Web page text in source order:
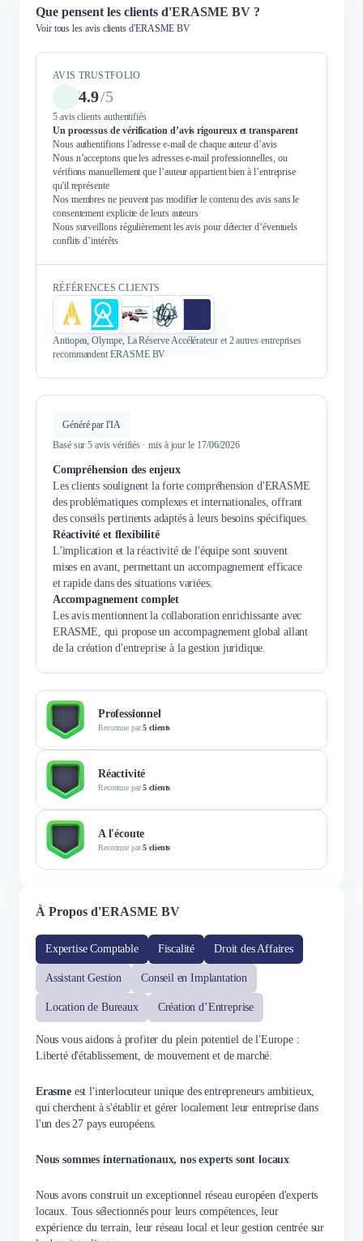
Que pensent les clients d'ERASME BV ?
Voir tous les avis clients d'ERASME BV
AVIS TRUSTFOLIO
4.9/5
5 avis clients authentifiés
Un processus de vérification d’avis rigoureux et transparent
Nous authentifions l’adresse e-mail de chaque auteur d’avis
Nous n’acceptons que les adresses e-mail professionnelles, ou
vérifions manuellement que l’auteur appartient bien à l’entreprise
qu'il représente
Nos membres ne peuvent pas modifier le contenu des avis sans le
consentement explicite de leurs auteurs
Nous surveillons régulièrement les avis pour détecter d’éventuels
conflits d’intérêts
RÉFÉRENCES CLIENTS
Antiopea, Olympe, La Réserve Accélérateur et 2 autres entreprises
recommandent ERASME BV
Généré par l'IA
Basé sur 5 avis vérifiés · mis à jour le 17/06/2026
Compréhension des enjeux
Les clients soulignent la forte compréhension d'ERASME
des problématiques complexes et internationales, offrant
des conseils pertinents adaptés à leurs besoins spécifiques.
Réactivité et flexibilité
L'implication et la réactivité de l'équipe sont souvent
mises en avant, permettant un accompagnement efficace
et rapide dans des situations variées.
Accompagnement complet
Les avis mentionnent la collaboration enrichissante avec
ERASME, qui propose un accompagnement global allant
de la création d'entreprise à la gestion juridique.
Professionnel
Reconnue par5 clients
Réactivité
Reconnue par5 clients
A l'écoute
Reconnue par5 clients
À Propos d'ERASME BV
Expertise Comptable Fiscalité Droit des Affaires
Assistant Gestion Conseil en Implantation
Location de Bureaux Création d’Entreprise
Nous vous aidons à profiter du plein potentiel de l'Europe :
Liberté d'établissement, de mouvement et de marché.
Erasmeest l'interlocuteur unique des entrepreneurs ambitieux,
qui cherchent à s'établir et gérer localement leur entreprise dans
l'un des 27 pays européens.
Nous sommes internationaux, nos experts sont locaux
Nous avons construit un exceptionnel réseau européen d'experts
locaux. Tous sélectionnés pour leurs compétences, leur
expérience du terrain, leur réseau local et leur gestion centrée sur